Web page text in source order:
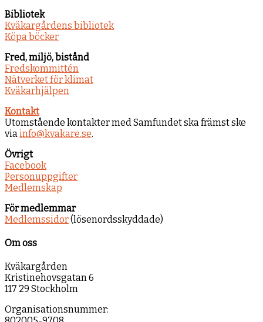
Bibliotek
Kväkargårdens bibliotek
Köpa böcker
Fred, miljö, bistånd
Fredskommittén
Nätverket för klimat
Kväkarhjälpen
Kontakt
Utomstående kontakter med Samfundet ska främst ske
via info@kvakare.se.
Övrigt
Facebook
Personuppgifter
Medlemskap
För medlemmar
Medlemssidor(lösenordsskyddade)
Om oss
Kväkargården
Kristinehovsgatan 6
117 29 Stockholm
Organisationsnummer: